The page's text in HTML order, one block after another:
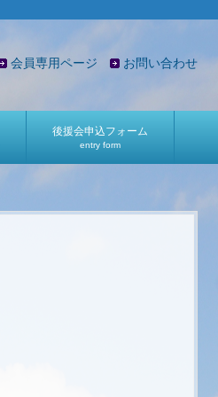
会員専用ページ お問い合わせ
後援会申込フォーム
entry form